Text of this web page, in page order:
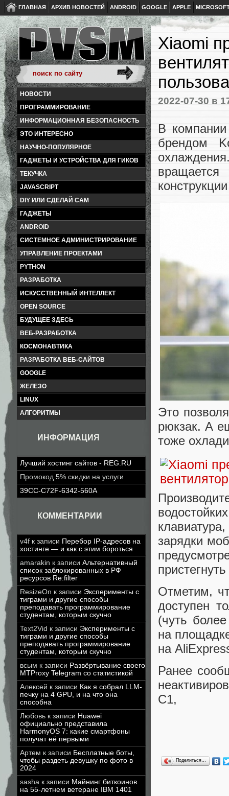
ГЛАВНАЯ АРХИВ НОВОСТЕЙ ANDROID GOOGLE APPLE
НОВОСТИ
ПРОГРАММИРОВАНИЕ
ИНФОРМАЦИОННАЯ БЕЗОПАСНОСТЬ
ЭТО ИНТЕРЕСНО
НАУЧНО-ПОПУЛЯРНОЕ
ГАДЖЕТЫ И УСТРОЙСТВА ДЛЯ ГИКОВ
ТЕКУЧКА
JAVASCRIPT
DIY ИЛИ СДЕЛАЙ САМ
ГАДЖЕТЫ
ANDROID
СИСТЕМНОЕ АДМИНИСТРИРОВАНИЕ
УПРАВЛЕНИЕ ПРОЕКТАМИ
PYTHON
РАЗРАБОТКА
ИСКУССТВЕННЫЙ ИНТЕЛЛЕКТ
OPEN SOURCE
БУДУЩЕЕ ЗДЕСЬ
ВЕБ-РАЗРАБОТКА
КОСМОНАВТИКА
РАЗРАБОТКА ВЕБ-САЙТОВ
GOOGLE
ЖЕЛЕЗО
LINUX
АЛГОРИТМЫ
ИНФОРМАЦИЯ
Лучший хостинг сайтов - REG.RU
Промокод 5% скидки на услуги
39CC-C72F-6342-560A
КОММЕНТАРИИ
v4f к записи Перебор IP-адресов на
хостинге — и как с этим бороться
amarakin к записи Альтернативный
список заблокированных в РФ
ресурсов Re:filter
ResizeOn к записи Эксперименты с
тиграми и другие способы
преподавать программирование
студентам, которым скучно
Text2Vid к записи Эксперименты с
тиграми и другие способы
преподавать программирование
студентам, которым скучно
всым к записи Развёртывание своего
MTProxy Telegram со статистикой
Алексей к записи Как я собрал LLM-
печку на 4 GPU, и на что она
способна
Любовь к записи Huawei
официально представила
HarmonyOS 7: какие смартфоны
получат её первыми
Артем к записи Бесплатные боты,
чтобы раздеть девушку по фото в
2024
sasha к записи Майнинг биткоинов
на 55-летнем ветеране IBM 1401
Xiaomi
2022-07-30 в
В
брендом
Это
рюкзак. А
тоже
зарядки
Отметим,
доступен
(чуть
на
на
Ранее
C1,
Поделиться…